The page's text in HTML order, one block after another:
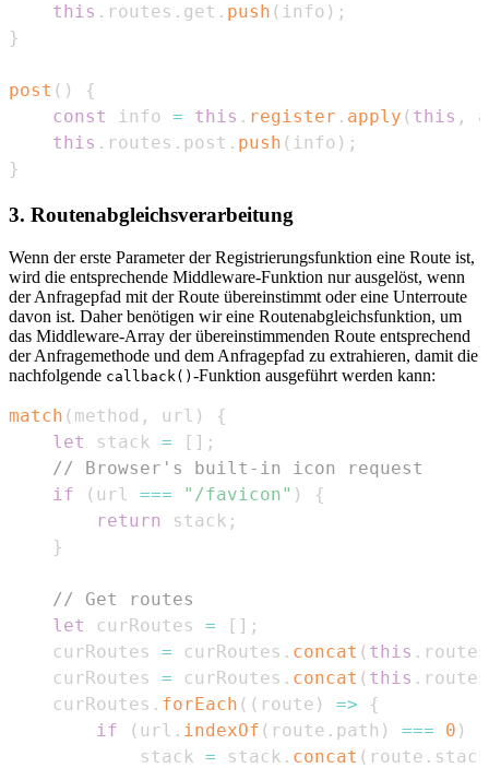
this . routes . get . push ( info ) ;
}
post ( )
{
const
info = this . register . apply ( this ,
this . routes . post . push ( info ) ;
}
3. Routenabgleichsverarbeitung
Wenn der erste Parameter der Registrierungsfunktion eine Route ist,
wird die entsprechende Middleware-Funktion nur ausgelöst, wenn
der Anfragepfad mit der Route übereinstimmt oder eine Unterroute
davon ist. Daher benötigen wir eine Routenabgleichsfunktion, um
das Middleware-Array der übereinstimmenden Route entsprechend
der Anfragemethode und dem Anfragepfad zu extrahieren, damit die
nachfolgende callback() -Funktion ausgeführt werden kann:
match ( method , url )
{
let
stack = [ ] ;
// Browser's built-in icon request
if
( url === "/favicon" )
{
return
stack ;
}
// Get routes
let
curRoutes = [ ] ;
    curRoutes
= curRoutes . concat ( this . routes
    curRoutes
= curRoutes . concat ( this . routes
    curRoutes
. forEach ( ( route ) =>
{
if
( url . indexOf ( route . path ) === 0 )
            stack
= stack . concat ( route . stack